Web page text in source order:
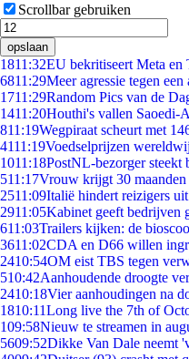
Scrollbar gebruiken
opslaan
1811:32EU bekritiseert Meta en
6811:29Meer agressie tegen
1711:29Random Pics van de
1411:20Houthi's vallen Saoedi-
811:19Wegpiraat scheurt met
4111:19Voedselprijzen
1011:18PostNL-bezorger steekt
511:17Vrouw krijgt 30
2511:09Italië hindert reizigers
2911:05Kabinet geeft bedrijven
611:03Trailers kijken: de
3611:02CDA en D66 willen
2410:54OM eist TBS tegen
510:42Aanhoudende droogte
2410:18Vier aanhoudingen na
1810:11Long live the 7th of
109:58Nieuw te streamen in
5609:52Dikke Van Dale neemt